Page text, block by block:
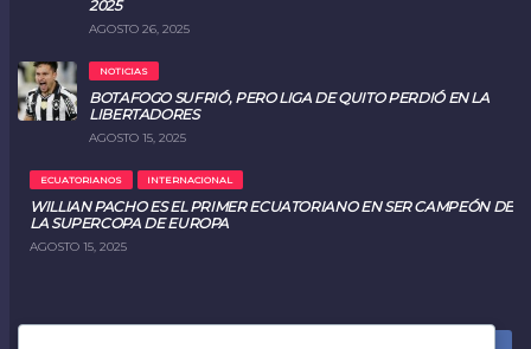
2025
AGOSTO 26, 2025
NOTICIAS
BOTAFOGO SUFRIÓ, PERO LIGA DE QUITO PERDIÓ EN LA
LIBERTADORES
AGOSTO 15, 2025
ECUATORIANOS INTERNACIONAL
WILLIAN PACHO ES EL PRIMER ECUATORIANO EN SER CAMPEÓN DE
LA SUPERCOPA DE EUROPA
AGOSTO 15, 2025